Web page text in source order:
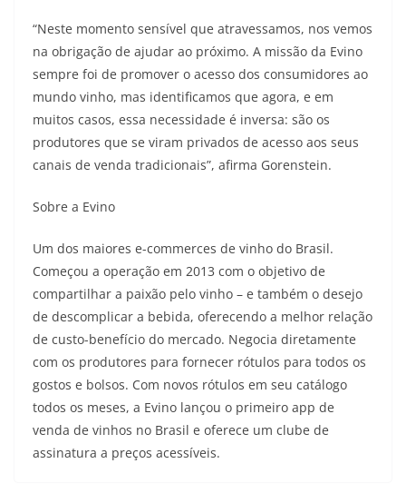
“Neste momento sensível que atravessamos, nos vemos
na obrigação de ajudar ao próximo. A missão da Evino
sempre foi de promover o acesso dos consumidores ao
mundo vinho, mas identificamos que agora, e em
muitos casos, essa necessidade é inversa: são os
produtores que se viram privados de acesso aos seus
canais de venda tradicionais”, afirma Gorenstein.
Sobre a Evino
Um dos maiores e-commerces de vinho do Brasil.
Começou a operação em 2013 com o objetivo de
compartilhar a paixão pelo vinho – e também o desejo
de descomplicar a bebida, oferecendo a melhor relação
de custo-benefício do mercado. Negocia diretamente
com os produtores para fornecer rótulos para todos os
gostos e bolsos. Com novos rótulos em seu catálogo
todos os meses, a Evino lançou o primeiro app de
venda de vinhos no Brasil e oferece um clube de
assinatura a preços acessíveis.